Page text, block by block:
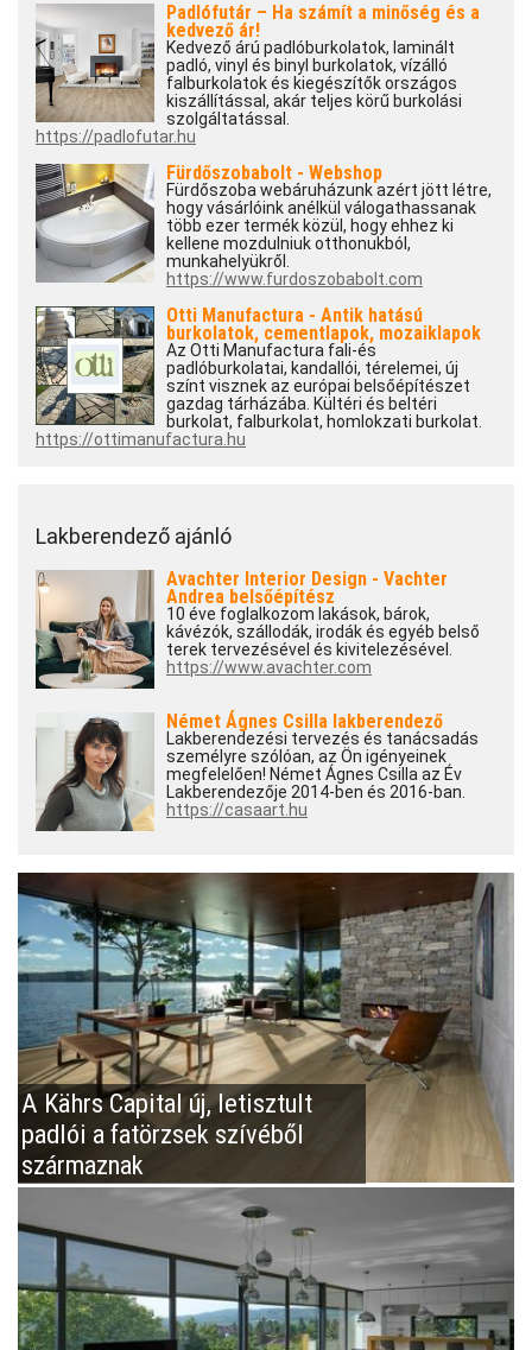
Padlófutár – Ha számít a minőség és a
kedvező ár!
Kedvező árú padlóburkolatok, laminált
padló, vinyl és binyl burkolatok, vízálló
falburkolatok és kiegészítők országos
kiszállítással, akár teljes körű burkolási
szolgáltatással.
https://padlofutar.hu
Fürdőszobabolt - Webshop
Fürdőszoba webáruházunk azért jött létre,
hogy vásárlóink anélkül válogathassanak
több ezer termék közül, hogy ehhez ki
kellene mozdulniuk otthonukból,
munkahelyükről.
https://www.furdoszobabolt.com
Otti Manufactura - Antik hatású
burkolatok, cementlapok, mozaiklapok
Az Otti Manufactura fali-és
padlóburkolatai, kandallói, térelemei, új
színt visznek az európai belsőépítészet
gazdag tárházába. Kültéri és beltéri
burkolat, falburkolat, homlokzati burkolat.
https://ottimanufactura.hu
Lakberendező ajánló
Avachter Interior Design - Vachter
Andrea belsőépítész
10 éve foglalkozom lakások, bárok,
kávézók, szállodák, irodák és egyéb belső
terek tervezésével és kivitelezésével.
https://www.avachter.com
Német Ágnes Csilla lakberendező
Lakberendezési tervezés és tanácsadás
személyre szólóan, az Ön igényeinek
megfelelően! Német Ágnes Csilla az Év
Lakberendezője 2014-ben és 2016-ban.
https://casaart.hu
A Kährs Capital új, letisztult
padlói a fatörzsek szívéből
származnak